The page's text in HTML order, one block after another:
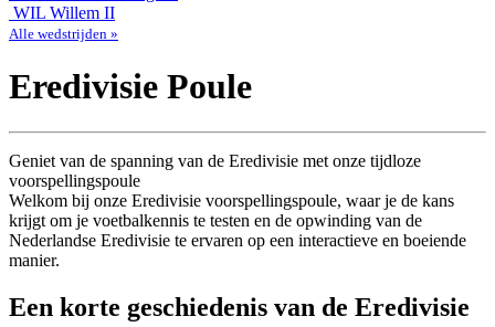
WIL Willem II
Alle wedstrijden »
Eredivisie Poule
Geniet van de spanning van de Eredivisie met onze tijdloze
voorspellingspoule
Welkom bij onze Eredivisie voorspellingspoule, waar je de kans
krijgt om je voetbalkennis te testen en de opwinding van de
Nederlandse Eredivisie te ervaren op een interactieve en boeiende
manier.
Een korte geschiedenis van de Eredivisie